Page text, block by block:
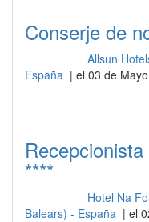
Conserje de
Allsun
España | el 03 de
****
Hotel Na
Balears) - España | el